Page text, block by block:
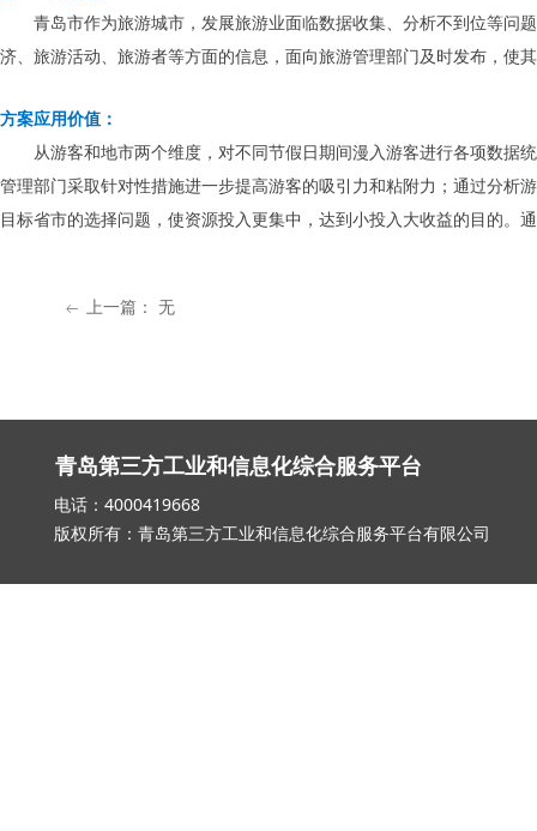
青岛市作为旅游城市，发展旅游业面临数据收集、分析不到位等问
济、旅游活动、旅游者等方面的信息，面向旅游管理部门及时发布，使
方案应用价值：
从游客和地市两个维度，对不同节假日期间漫入游客进行各项数据
管理部门采取针对性措施进一步提高游客的吸引力和粘附力；通过分析
目标省市的选择问题，使资源投入更集中，达到小投入大收益的目的。
ꂃ 上一篇： 无
青岛第三方工业和信息化综合服务平台
电话：4000419668 邮箱：
版权所有：青岛第三方工业和信息化综合服务平台有